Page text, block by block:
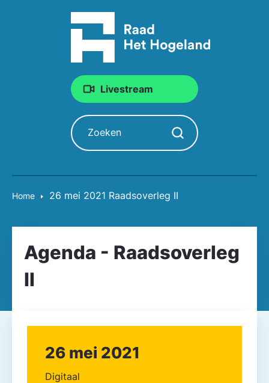
Livestream
Zoeken
Zoekopdracht starten
Home 26 mei 2021 Raadsoverleg II
Agenda - Raadsoverleg
II
26 mei 2021
Digitaal